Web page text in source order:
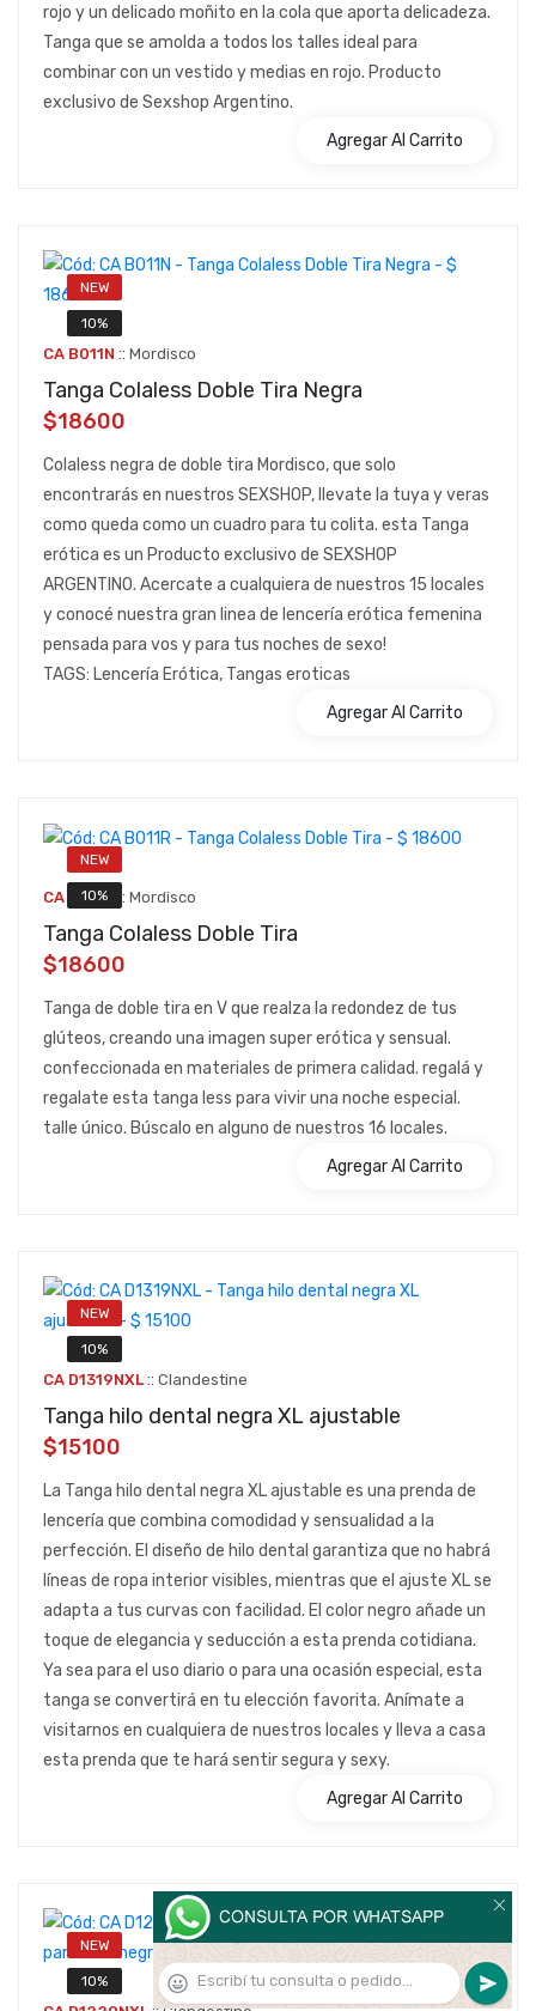
rojo y un delicado moñito en la cola que aporta delicadeza.
Tanga que se amolda a todos los talles ideal para
combinar con un vestido y medias en rojo. Producto
exclusivo de Sexshop Argentino.
Agregar Al Carrito
NEW
10%
CA B011N :: Mordisco
Tanga Colaless Doble Tira Negra
$18600
Colaless negra de doble tira Mordisco, que solo
encontrarás en nuestros SEXSHOP, llevate la tuya y veras
como queda como un cuadro para tu colita. esta Tanga
erótica es un Producto exclusivo de SEXSHOP
ARGENTINO. Acercate a cualquiera de nuestros 15 locales
y conocé nuestra gran linea de lencería erótica femenina
pensada para vos y para tus noches de sexo!
TAGS: Lencería Erótica, Tangas eroticas
Agregar Al Carrito
NEW
10%
CA B011R :: Mordisco
Tanga Colaless Doble Tira
$18600
Tanga de doble tira en V que realza la redondez de tus
glúteos, creando una imagen super erótica y sensual.
confeccionada en materiales de primera calidad. regalá y
regalate esta tanga less para vivir una noche especial.
talle único. Búscalo en alguno de nuestros 16 locales.
Agregar Al Carrito
NEW
10%
CA D1319NXL:: Clandestine
Tanga hilo dental negra XL ajustable
$15100
La Tanga hilo dental negra XL ajustable es una prenda de
lencería que combina comodidad y sensualidad a la
perfección. El diseño de hilo dental garantiza que no habrá
líneas de ropa interior visibles, mientras que el ajuste XL se
adapta a tus curvas con facilidad. El color negro añade un
toque de elegancia y seducción a esta prenda cotidiana.
Ya sea para el uso diario o para una ocasión especial, esta
tanga se convertirá en tu elección favorita. Anímate a
visitarnos en cualquiera de nuestros locales y lleva a casa
esta prenda que te hará sentir segura y sexy.
Agregar Al Carrito
NEW
10%